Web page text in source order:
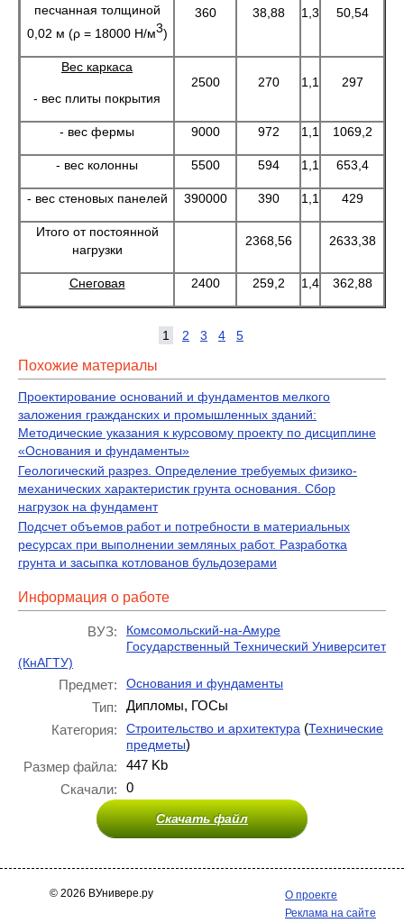
песчанная толщиной
0,02 м (ρ = 18000 Н/м3)
360 38,88 1,3 50,54
Вес каркаса
- вес плиты покрытия
2500 270 1,1 297
- вес фермы 9000 972 1,1 1069,2
- вес колонны 5500 594 1,1 653,4
- вес стеновых панелей 390000 390 1,1 429
Итого от постоянной
нагрузки
2368,56 2633,38
Снеговая 2400 259,2 1,4 362,88
1 2 3 4 5
Похожие материалы
Проектирование оснований и фундаментов мелкого
заложения гражданских и промышленных зданий:
Методические указания к курсовому проекту по дисциплине
«Основания и фундаменты»
Геологический разрез. Определение требуемых физико-
механических характеристик грунта основания. Сбор
нагрузок на фундамент
Подсчет объемов работ и потребности в материальных
ресурсах при выполнении земляных работ. Разработка
грунта и засыпка котлованов бульдозерами
Информация о работе
ВУЗ:
Комсомольский-на-Амуре
Государственный Технический Университет
(КнАГТУ)
Предмет: Основания и фундаменты
Тип:
Дипломы, ГОСы
Категория:
Строительство и архитектура (Технические
предметы)
Размер файла:
447 Kb
Скачали:
0
Скачать файл
© 2026 ВУнивере.ру
О проекте
Реклама на сайте